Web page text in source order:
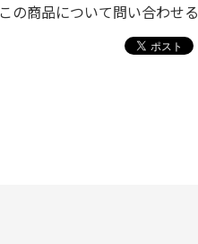
この商品について問い合わせる